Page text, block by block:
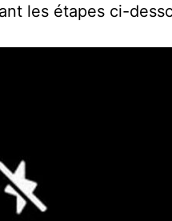
les étapes ci-